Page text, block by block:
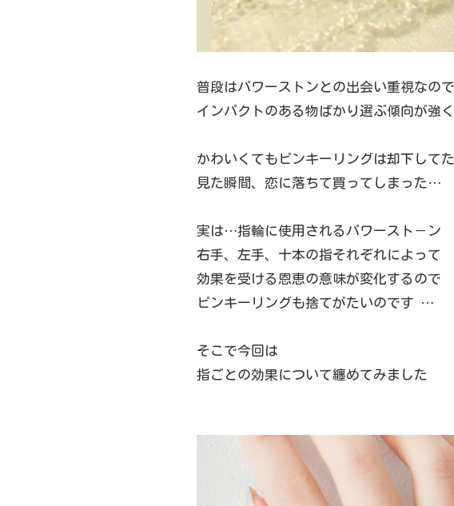
普段はパワーストンとの出会い重視なの
インパクトのある物ばかり選ぶ傾向が強く
かわいくてもピンキーリングは却下して
見た瞬間、恋に落ちて買ってしまった…
実は…指輪に使用されるパワースト－ン
右手、左手、十本の指それぞれによって
効果を受ける恩恵の意味が変化するので
ピンキーリングも捨てがたいのです …
そこで今回は
指ごとの効果について纏めてみました